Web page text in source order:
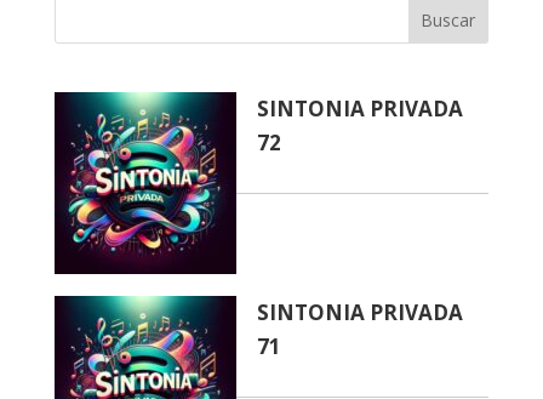
Buscar
SINTONIA PRIVADA
72
SINTONIA PRIVADA
71